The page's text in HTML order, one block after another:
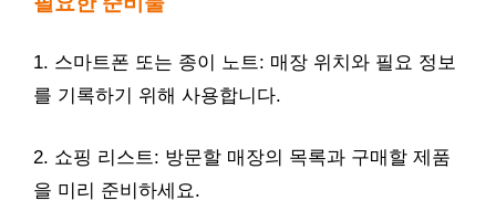
1. 스마트폰 또는 종이 노트: 매장 위치와 필요 정보
를 기록하기 위해 사용합니다.
2. 쇼핑 리스트: 방문할 매장의 목록과 구매할 제품
을 미리 준비하세요.